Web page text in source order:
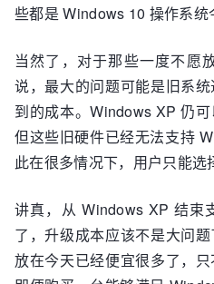
些都是 Windows 10 操作系统
当然了，对于那些一度不愿
说，最大的问题可能是旧系
到的成本。Windows XP 仍可
但这些旧硬件已经无法支持
此在很多情况下，用户只能选
讲真，从 Windows XP 结束
了，升级成本应该不是大问
放在今天已经便宜很多了，